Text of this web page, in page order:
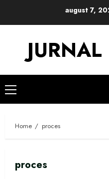
august 7,
Primary
Menu
Home proces
proces